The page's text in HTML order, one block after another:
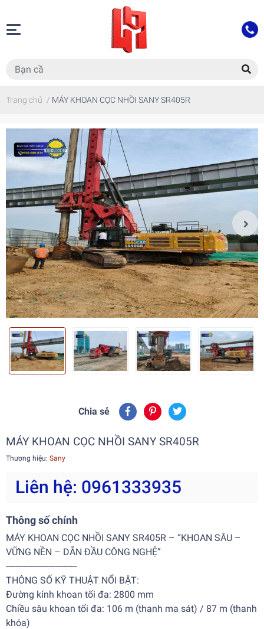
Trang chủ / MÁY KHOAN CỌC NHỒI SANY SR405R
Chia sẻ
MÁY KHOAN CỌC NHỒI SANY SR405R
Thương hiệu: Sany
Liên hệ: 0961333935
Thông số chính
MÁY KHOAN CỌC NHỒI SANY SR405R – “KHOAN SÂU –
VỮNG NỀN – DẪN ĐẦU CÔNG NGHỆ”
------------------------------
THÔNG SỐ KỸ THUẬT NỔI BẬT:
Đường kính khoan tối đa: 2800 mm
Chiều sâu khoan tối đa: 106 m (thanh ma sát) / 87 m (thanh
khóa)